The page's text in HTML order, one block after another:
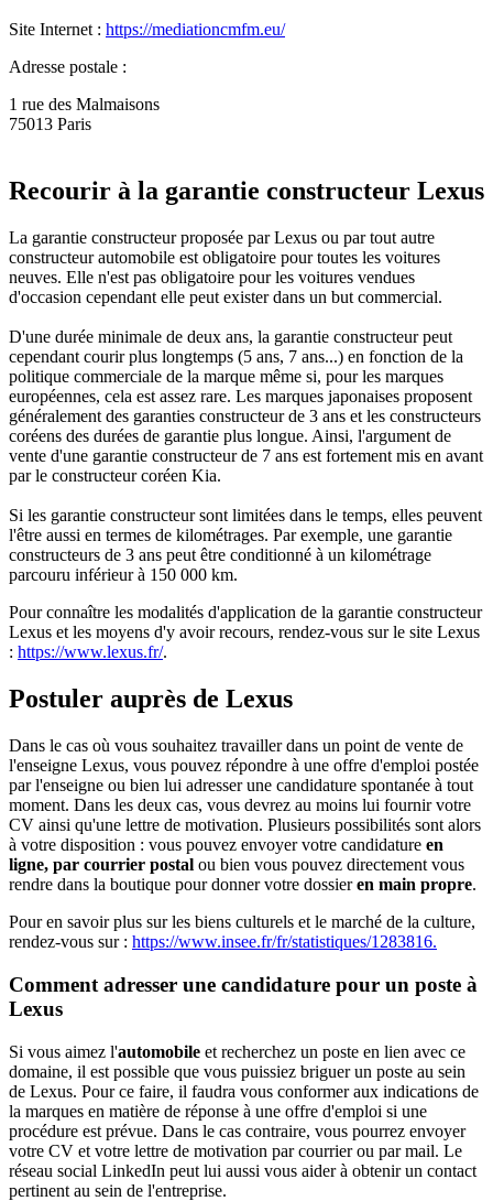
Site Internet : https://mediationcmfm.eu/
Adresse postale :
1 rue des Malmaisons
75013 Paris
Recourir à la garantie constructeur Lexus
La garantie constructeur proposée par Lexus ou par tout autre
constructeur automobile est obligatoire pour toutes les voitures
neuves. Elle n'est pas obligatoire pour les voitures vendues
d'occasion cependant elle peut exister dans un but commercial.
D'une durée minimale de deux ans, la garantie constructeur peut
cependant courir plus longtemps (5 ans, 7 ans...) en fonction de la
politique commerciale de la marque même si, pour les marques
européennes, cela est assez rare. Les marques japonaises proposent
généralement des garanties constructeur de 3 ans et les constructeurs
coréens des durées de garantie plus longue. Ainsi, l'argument de
vente d'une garantie constructeur de 7 ans est fortement mis en avant
par le constructeur coréen Kia.
Si les garantie constructeur sont limitées dans le temps, elles peuvent
l'être aussi en termes de kilométrages. Par exemple, une garantie
constructeurs de 3 ans peut être conditionné à un kilométrage
parcouru inférieur à 150 000 km.
Pour connaître les modalités d'application de la garantie constructeur
Lexus et les moyens d'y avoir recours, rendez-vous sur le site Lexus
: https://www.lexus.fr/.
Postuler auprès de Lexus
Dans le cas où vous souhaitez travailler dans un point de vente de
l'enseigne Lexus, vous pouvez répondre à une offre d'emploi postée
par l'enseigne ou bien lui adresser une candidature spontanée à tout
moment. Dans les deux cas, vous devrez au moins lui fournir votre
CV ainsi qu'une lettre de motivation. Plusieurs possibilités sont alors
à votre disposition : vous pouvez envoyer votre candidature en
ligne, par courrier postal ou bien vous pouvez directement vous
rendre dans la boutique pour donner votre dossieren main propre.
Pour en savoir plus sur les biens culturels et le marché de la culture,
rendez-vous sur : https://www.insee.fr/fr/statistiques/1283816.
Comment adresser une candidature pour un poste à
Lexus
Si vous aimez l'automobile et recherchez un poste en lien avec ce
domaine, il est possible que vous puissiez briguer un poste au sein
de Lexus. Pour ce faire, il faudra vous conformer aux indications de
la marques en matière de réponse à une offre d'emploi si une
procédure est prévue. Dans le cas contraire, vous pourrez envoyer
votre CV et votre lettre de motivation par courrier ou par mail. Le
réseau social LinkedIn peut lui aussi vous aider à obtenir un contact
pertinent au sein de l'entreprise.